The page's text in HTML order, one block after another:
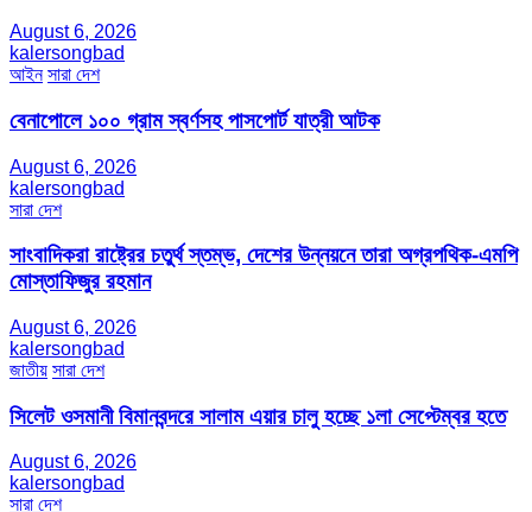
August 6, 2026
kalersongbad
আইন সারা দেশ
বেনাপোলে ১০০ গ্রাম স্বর্ণসহ পাসপোর্ট যাত্রী আটক
August 6, 2026
kalersongbad
সারা দেশ
সাংবাদিকরা রাষ্ট্রের চতুর্থ স্তম্ভ, দেশের উন্নয়নে তারা অগ্রপথিক-এমপি
মোস্তাফিজুর রহমান
August 6, 2026
kalersongbad
জাতীয় সারা দেশ
সিলেট ওসমানী বিমানবন্দরে সালাম এয়ার চালু হচ্ছে ১লা সেপ্টেম্বর হতে
August 6, 2026
kalersongbad
সারা দেশ